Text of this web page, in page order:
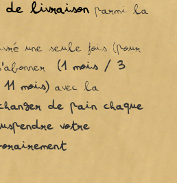
de livraisonparmi la
une seule fois (pour
(1 mois / 3
mois)avec la
de pain chaque
votre
.